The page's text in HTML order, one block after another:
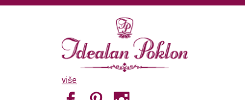
više